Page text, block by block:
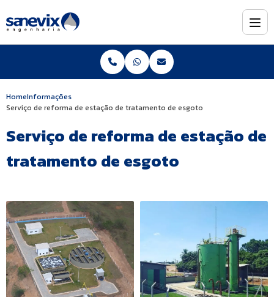
HomeInformações
Serviço de reforma de estação de tratamento de esgoto
Serviço de reforma de estação de
tratamento de esgoto